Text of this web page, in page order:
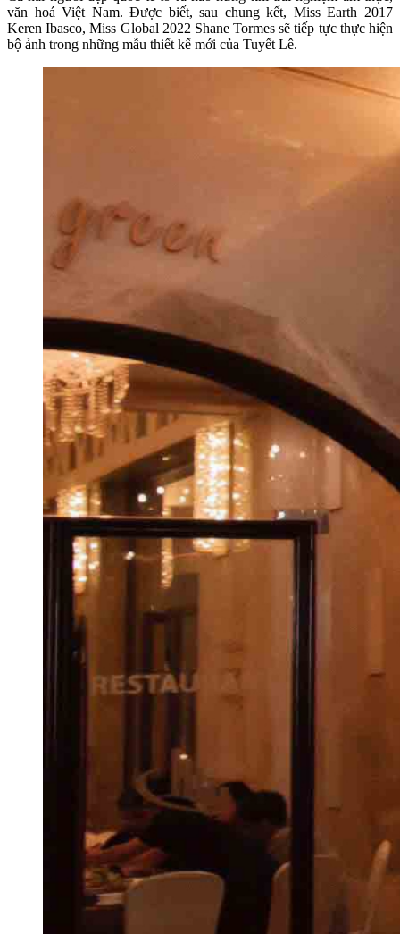
văn hoá Việt Nam. Được biết, sau chung kết, Miss Earth 2017
Keren Ibasco, Miss Global 2022 Shane Tormes sẽ tiếp tực thực hiện
bộ ảnh trong những mẫu thiết kế mới của Tuyết Lê.